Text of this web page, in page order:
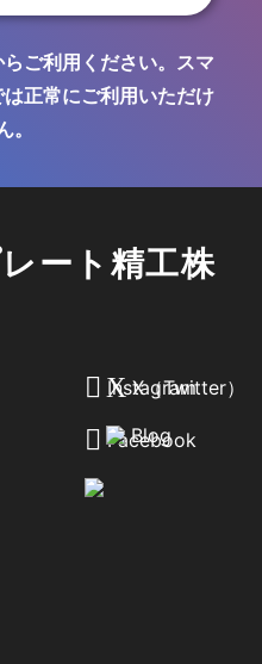
ご利用ください。スマ
正常にご利用いただけ
。
ート精工株
Instagram
X（Twitter）
Facebook
Blog